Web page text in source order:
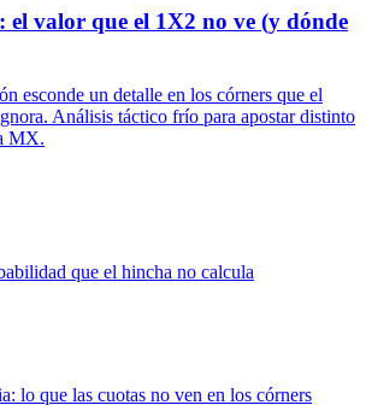
valor que el 1X2 no ve (y dónde
esconde un detalle en los córners que el
Análisis táctico frío para apostar distinto
MX.
que el hincha no calcula
lo que las cuotas no ven en los córners